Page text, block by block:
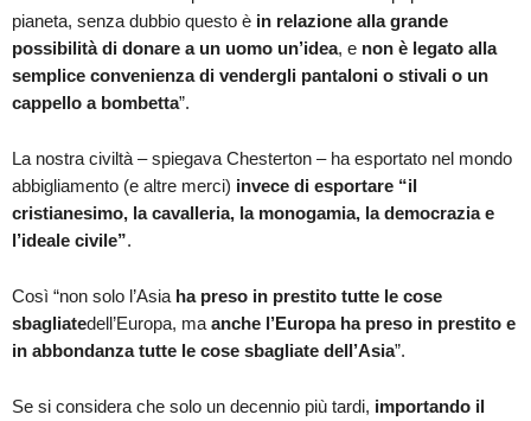
pianeta, senza dubbio questo è in relazione alla grande
possibilità di donare a un uomo un’idea, e non è legato alla
semplice convenienza di vendergli pantaloni o stivali o un
cappello a bombetta”.
La nostra civiltà – spiegava Chesterton – ha esportato nel mondo
abbigliamento (e altre merci) invece di esportare “il
cristianesimo, la cavalleria, la monogamia, la democrazia e
l’ideale civile”.
Così “non solo l’Asia ha preso in prestito tutte le cose
sbagliatedell’Europa, ma anche l’Europa ha preso in prestito e
in abbondanza tutte le cose sbagliate dell’Asia”.
Se si considera che solo un decennio più tardi, importando il